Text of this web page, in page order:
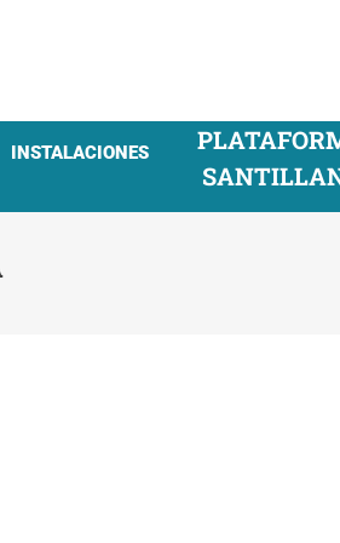
INSTALACIONES